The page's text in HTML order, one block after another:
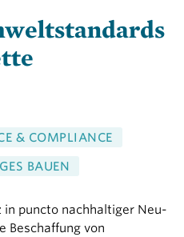
& COMPLIANCE
BAUEN
puncto nachhaltiger Neu-
Beschaffung von